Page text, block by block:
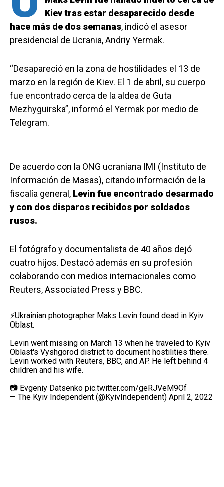
Kiev tras estar desaparecido desde
hace más de dos semanas, indicó el asesor
presidencial de Ucrania, Andriy Yermak.
“Desapareció en la zona de hostilidades el 13 de
marzo en la región de Kiev. El 1 de abril, su cuerpo
fue encontrado cerca de la aldea de Guta
Mezhyguirska”, informó el Yermak por medio de
Telegram.
De acuerdo con la ONG ucraniana IMI (Instituto de
Información de Masas), citando información de la
fiscalía general, Levin fue encontrado desarmado
y con dos disparos recibidos por soldados
rusos.
El fotógrafo y documentalista de 40 años dejó
cuatro hijos. Destacó además en su profesión
colaborando con medios internacionales como
Reuters, Associated Press y BBC.
⚡️Ukrainian photographer Maks Levin found dead in Kyiv
Oblast.
Levin went missing on March 13 when he traveled to Kyiv
Oblast's Vyshgorod district to document hostilities there.
Levin worked with Reuters, BBC, and AP. He left behind 4
children and his wife.
📷 Evgeniy Datsenko pic.twitter.com/geRJVeM9Of
— The Kyiv Independent (@KyivIndependent) April 2, 2022